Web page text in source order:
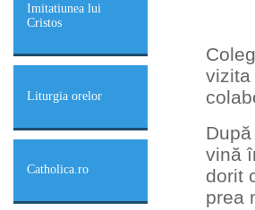
Imitatiunea lui
Cristos
Liturgia orelor
Catholica.ro
vizita
vină
dorit
prea